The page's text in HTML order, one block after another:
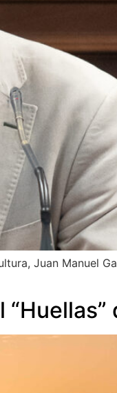
Juan Manuel